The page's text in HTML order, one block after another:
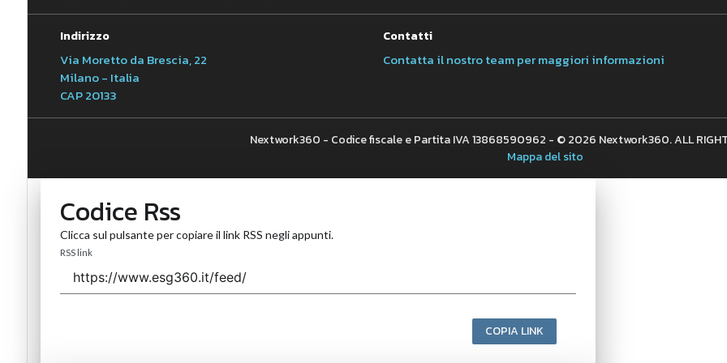
Indirizzo
Via Moretto da Brescia, 22
Milano - Italia
CAP 20133
Contatti
Contatta il nostro team per maggiori informazioni
Nextwork360 - Codice fiscale e Partita IVA 13868590962 - © 2026 Nextwork360. ALL RIGHTS
Mappa del sito
Codice Rss
Clicca sul pulsante per copiare il link RSS negli appunti.
RSS link
COPIA LINK